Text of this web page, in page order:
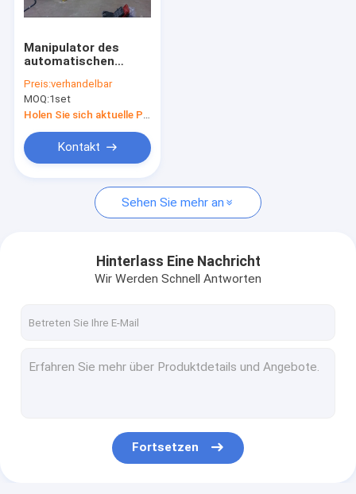
Manipulator des
automatischen
Preis:verhandelbar
MOQ:1set
Kontakt
Sehen Sie mehr an
Hinterlass Eine Nachricht
Wir Werden Schnell Antworten
Fortsetzen